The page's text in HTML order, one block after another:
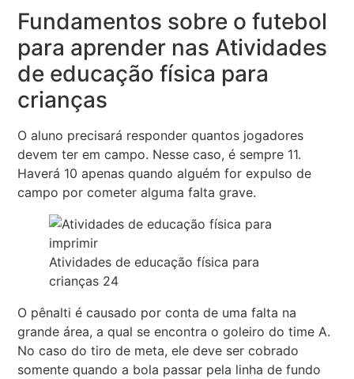
Fundamentos sobre o futebol
para aprender nas Atividades
de educação física para
crianças
O aluno precisará responder quantos jogadores
devem ter em campo. Nesse caso, é sempre 11.
Haverá 10 apenas quando alguém for expulso de
campo por cometer alguma falta grave.
Atividades de educação física para
crianças 24
O pênalti é causado por conta de uma falta na
grande área, a qual se encontra o goleiro do time A.
No caso do tiro de meta, ele deve ser cobrado
somente quando a bola passar pela linha de fundo